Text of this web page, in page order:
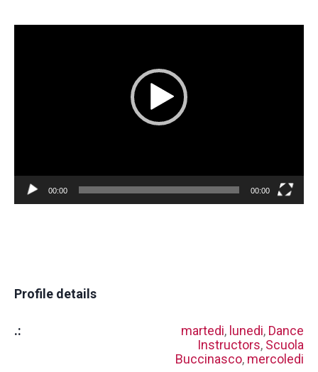
00:00 00:00
Profile details
.: martedi, lunedi, Dance
Instructors, Scuola
Buccinasco, mercoledi